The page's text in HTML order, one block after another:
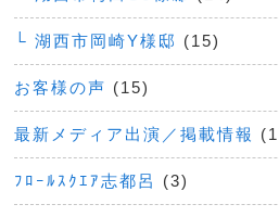
└ 湖西市岡崎Y様邸 (15)
お客様の声 (15)
最新メディア出演／掲載情報
ﾌﾛｰﾙｽｸｴｱ志都呂 (3)